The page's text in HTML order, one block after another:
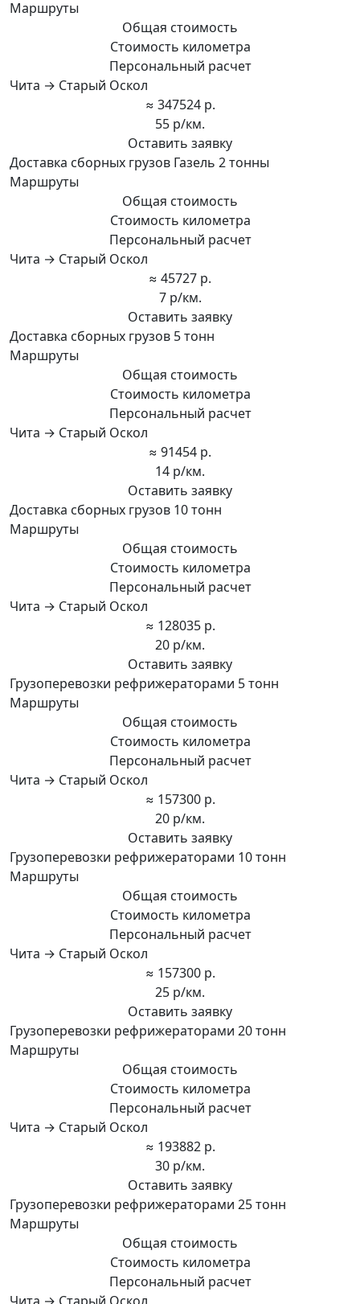
Маршруты
Общая стоимость
Стоимость километра
Персональный расчет
Чита → Старый Оскол
≈ 347524 р.
55 р/км.
Оставить заявку
Доставка сборных грузов Газель 2 тонны
Маршруты
Общая стоимость
Стоимость километра
Персональный расчет
Чита → Старый Оскол
≈ 45727 р.
7 р/км.
Оставить заявку
Доставка сборных грузов 5 тонн
Маршруты
Общая стоимость
Стоимость километра
Персональный расчет
Чита → Старый Оскол
≈ 91454 р.
14 р/км.
Оставить заявку
Доставка сборных грузов 10 тонн
Маршруты
Общая стоимость
Стоимость километра
Персональный расчет
Чита → Старый Оскол
≈ 128035 р.
20 р/км.
Оставить заявку
Грузоперевозки рефрижераторами 5 тонн
Маршруты
Общая стоимость
Стоимость километра
Персональный расчет
Чита → Старый Оскол
≈ 157300 р.
20 р/км.
Оставить заявку
Грузоперевозки рефрижераторами 10 тонн
Маршруты
Общая стоимость
Стоимость километра
Персональный расчет
Чита → Старый Оскол
≈ 157300 р.
25 р/км.
Оставить заявку
Грузоперевозки рефрижераторами 20 тонн
Маршруты
Общая стоимость
Стоимость километра
Персональный расчет
Чита → Старый Оскол
≈ 193882 р.
30 р/км.
Оставить заявку
Грузоперевозки рефрижераторами 25 тонн
Маршруты
Общая стоимость
Стоимость километра
Персональный расчет